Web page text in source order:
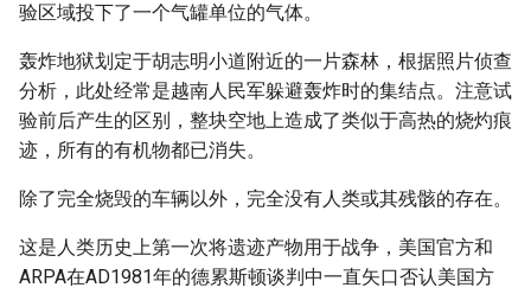
验区域投下了一个气罐单位的气体。
轰炸地狱划定于胡志明小道附近的一片森林，根据照片侦查
分析，此处经常是越南人民军躲避轰炸时的集结点。注意试
验前后产生的区别，整块空地上造成了类似于高热的烧灼痕
迹，所有的有机物都已消失。
除了完全烧毁的车辆以外，完全没有人类或其残骸的存在。
这是人类历史上第一次将遗迹产物用于战争，美国官方和
ARPA在AD1981年的德累斯顿谈判中一直矢口否认美国方